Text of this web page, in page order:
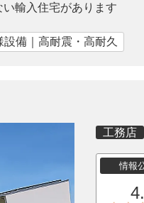
輸入住宅があります
設備｜高耐震・高耐久
工務店
情報